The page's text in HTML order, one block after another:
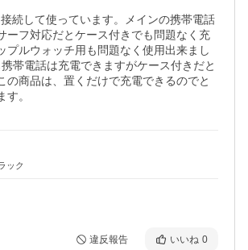
続して使っています。メインの携帯電話
ーフ対応だとケース付きでも問題なく充
プルウォッチ用も問題なく使用出来まし
帯電話は充電できますがケース付きだと
の商品は、置くだけで充電できるのでと
。
ック
違反報告 いいね 0